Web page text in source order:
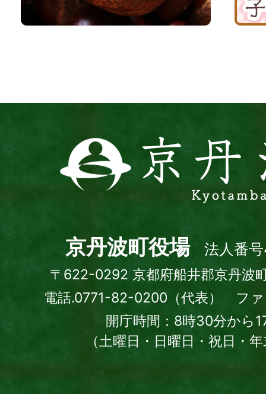
援
丹
波
town
京丹波町役場 法人番
〒622-0292 京都府船井郡京丹波
電話.0771-82-0200（代表） フ
開庁時間：8時30分から
（土曜日・日曜日・祝日・